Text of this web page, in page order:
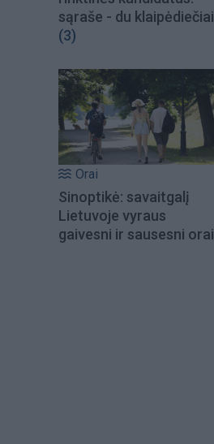
sąraše - du klaipėdiečiai
(3)
Orai
Sinoptikė: savaitgalį
Lietuvoje vyraus
gaivesni ir sausesni orai